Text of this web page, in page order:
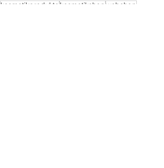
kosmetikprodukte kosmetikshop webshop